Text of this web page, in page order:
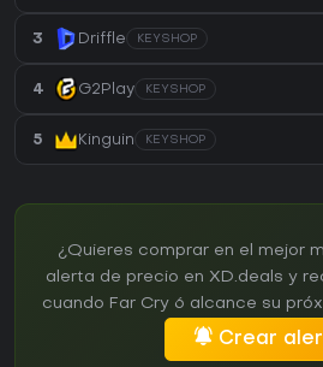
3 Driffle KEYSHOP
4 G2Play KEYSHOP
5 Kinguin KEYSHOP
¿Quieres comprar en el mejor
alerta de precio en XD.deals y
cuando Far Cry 6 alcance su
Crear